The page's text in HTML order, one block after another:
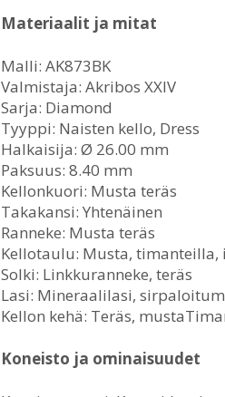
Materiaalit ja mitat
Malli: AK873BK
Valmistaja: Akribos XXIV
Sarja: Diamond
Tyyppi: Naisten kello, Dress
Halkaisija: Ø 26.00 mm
Paksuus: 8.40 mm
Kellonkuori: Musta teräs
Takakansi: Yhtenäinen
Ranneke: Musta teräs
Kellotaulu: Musta, timanteilla,
Solki: Linkkuranneke, teräs
Lasi: Mineraalilasi,
Kellon kehä: Teräs,
Koneisto ja ominaisuudet